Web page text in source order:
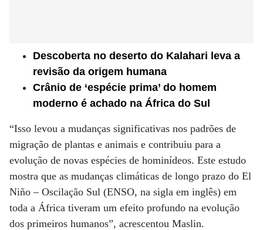
Descoberta no deserto do Kalahari leva a
revisão da origem humana
Crânio de ‘espécie prima’ do homem
moderno é achado na África do Sul
“Isso levou a mudanças significativas nos padrões de
migração de plantas e animais e contribuiu para a
evolução de novas espécies de hominídeos. Este estudo
mostra que as mudanças climáticas de longo prazo do El
Niño – Oscilação Sul (ENSO, na sigla em inglês) em
toda a África tiveram um efeito profundo na evolução
dos primeiros humanos”, acrescentou Maslin.